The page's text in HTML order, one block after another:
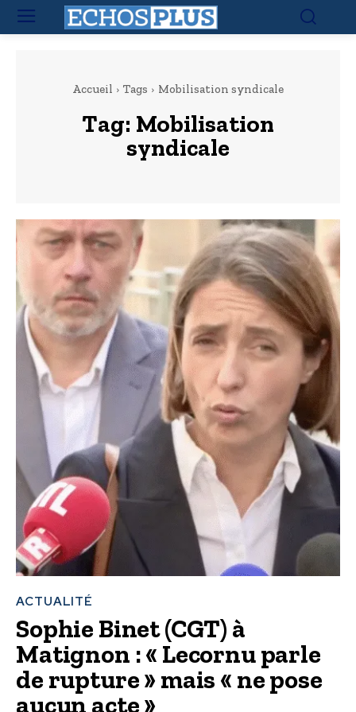
Accueil Tags Mobilisation syndicale
Tag: Mobilisation
syndicale
ACTUALITÉ
Sophie Binet (CGT) à
Matignon : « Lecornu parle
de rupture » mais « ne pose
aucun acte »